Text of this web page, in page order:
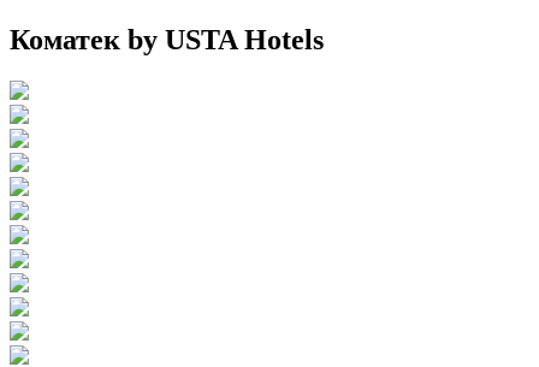
Коматек by USTA Hotels